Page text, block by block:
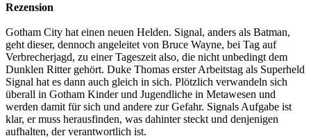
Rezension
Gotham City hat einen neuen Helden. Signal, anders als Batman,
geht dieser, dennoch angeleitet von Bruce Wayne, bei Tag auf
Verbrecherjagd, zu einer Tageszeit also, die nicht unbedingt dem
Dunklen Ritter gehört. Duke Thomas erster Arbeitstag als Superheld
Signal hat es dann auch gleich in sich. Plötzlich verwandeln sich
überall in Gotham Kinder und Jugendliche in Metawesen und
werden damit für sich und andere zur Gefahr. Signals Aufgabe ist
klar, er muss herausfinden, was dahinter steckt und denjenigen
aufhalten, der verantwortlich ist.